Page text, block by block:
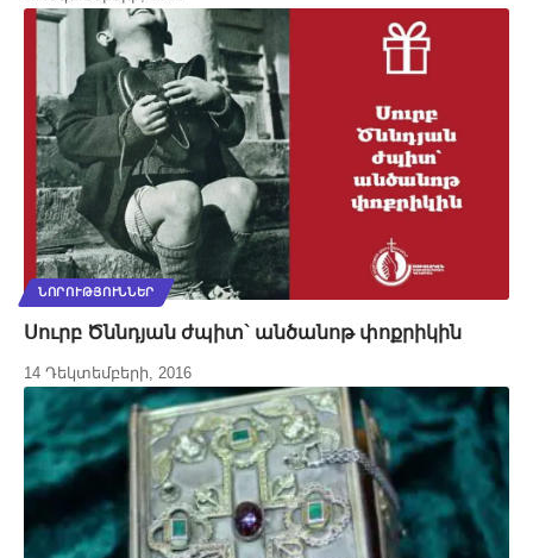
ՆՈՐՈՒԹՅՈՒՆՆԵՐ
Սուրբ Ծննդյան ժպիտ` անծանոթ փոքրիկին
14 Դեկտեմբերի, 2016